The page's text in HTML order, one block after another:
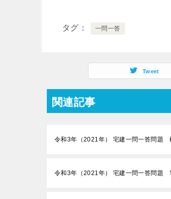
タグ 一問一答
Tweet
関連記事
令和3年（2021年） 宅建一問一答問
令和3年（2021年） 宅建一問一答問